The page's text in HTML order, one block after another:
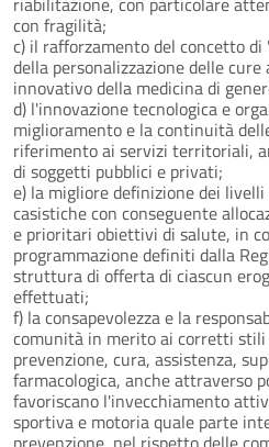
con fragilità;
c) il rafforzamento del concetto
della personalizzazione delle
innovativo della medicina di
d) l'innovazione tecnologica e
miglioramento e la continuità
riferimento ai servizi territoriali,
di soggetti pubblici e privati;
e) la migliore definizione dei
casistiche con conseguente
e prioritari obiettivi di salute, in
programmazione definiti dalla
struttura di offerta di ciascun
effettuati;
f) la consapevolezza e la
comunità in merito ai corretti stili
prevenzione, cura, assistenza,
farmacologica, anche attraverso
favoriscano l'invecchiamento
sportiva e motoria quale parte